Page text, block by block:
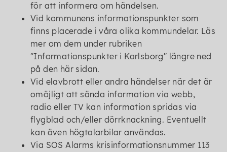
för att informera om händelsen.
Vid kommunens informationspunkter som
finns placerade i våra olika kommundelar. Läs
mer om dem under rubriken
"Informationspunkter i Karlsborg" längre ned
på den här sidan.
Vid elavbrott eller andra händelser när det är
omöjligt att sända information via webb,
radio eller TV kan information spridas via
flygblad och/eller dörrknackning. Eventuellt
kan även högtalarbilar användas.
Via SOS Alarms krisinformationsnummer 113